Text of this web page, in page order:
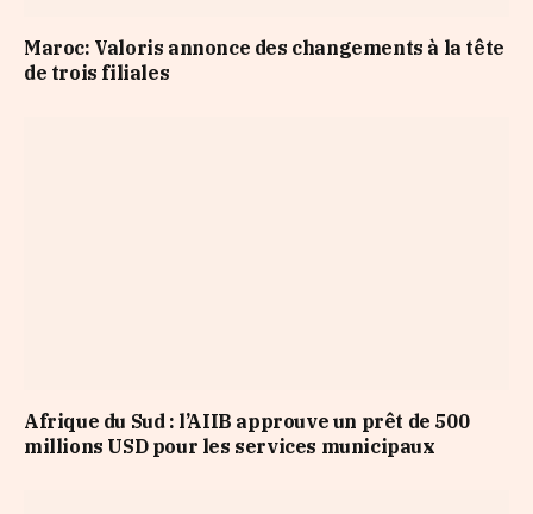
Maroc: Valoris annonce des changements à la tête
de trois filiales
Afrique du Sud : l’AIIB approuve un prêt de 500
millions USD pour les services municipaux